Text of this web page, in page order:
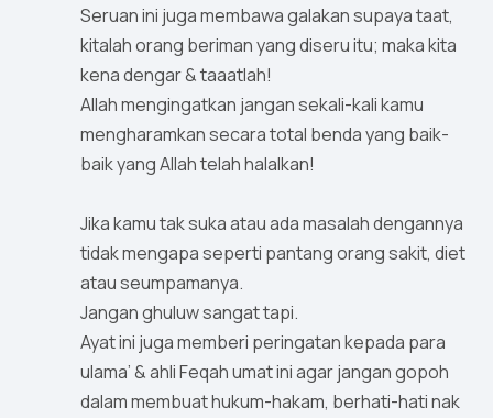
Seruan ini juga membawa galakan supaya taat,
kitalah orang beriman yang diseru itu; maka kita
kena dengar & taaatlah!
Allah mengingatkan jangan sekali-kali kamu
mengharamkan secara total benda yang baik-
baik yang Allah telah halalkan!
Jika kamu tak suka atau ada masalah dengannya
tidak mengapa seperti pantang orang sakit, diet
atau seumpamanya.
Jangan ghuluw sangat tapi.
Ayat ini juga memberi peringatan kepada para
ulama’ & ahli Feqah umat ini agar jangan gopoh
dalam membuat hukum-hakam, berhati-hati nak